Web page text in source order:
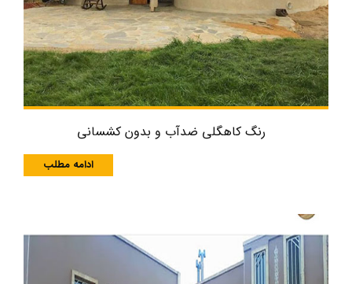
رنگ کاهگلی ضدآب و بدون کشسانی
ادامه مطلب